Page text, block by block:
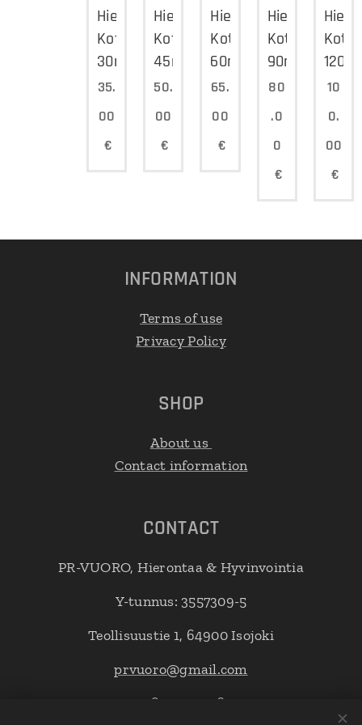
Hieronta
Kotikäynti
30min
35.
00
€
Hieronta
Kotikäynti
45min
50.
00
€
Hieronta
Kotikäynti
60min
65.
00
€
Hieronta
Kotikäynti
90min
80
.0
0
€
10
0.
00
€
INFORMATION
Terms of use
Privacy Policy
SHOP
About us
Contact information
CONTACT
PR-VUORO, Hierontaa & Hyvinvointia
Y-tunnus: 3557309-5
Teollisuustie 1, 64900 Isojoki
prvuoro@gmail.com
+358 403572262